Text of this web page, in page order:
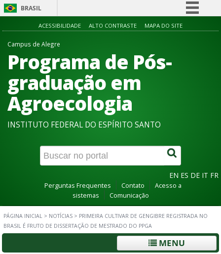
BRASIL
Simplifique!
Participe
Acesso à informação
ACESSIBILIDADE ALTO CONTRASTE MAPA DO SITE
Campus de Alegre
Programa de Pós-
graduação em
Agroecologia
INSTITUTO FEDERAL DO ESPÍRITO SANTO
EN ES DE IT FR
Perguntas Frequentes Contato
Acesso a
sistemas
Comunicação
PÁGINA INICIAL > NOTÍCIAS > PRIMEIRA CULTIVAR DE GENGIBRE REGISTRADA NO
BRASIL É FRUTO DE DISSERTAÇÃO DE MESTRADO DO PPGA
MENU